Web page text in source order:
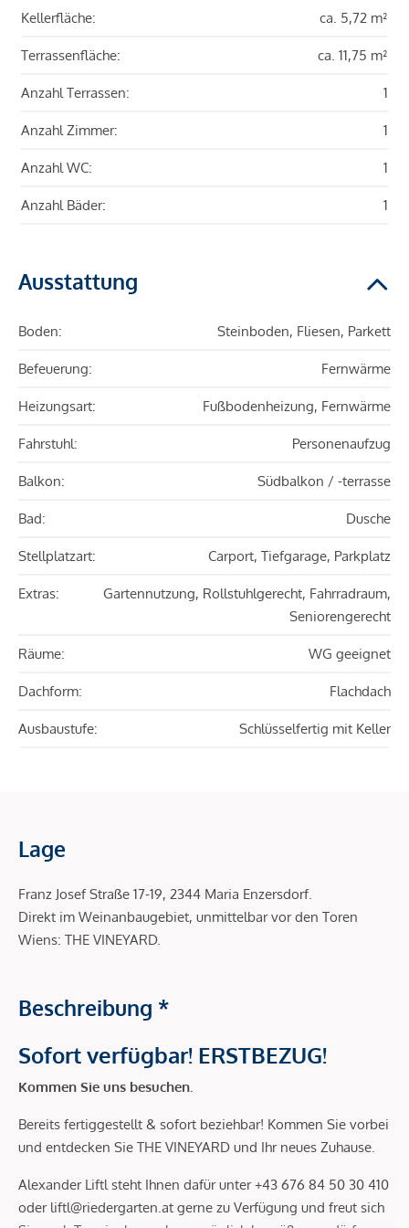
Kellerfläche: ca. 5,72 m²
Terrassenfläche: ca. 11,75 m²
Anzahl Terrassen: 1
Anzahl Zimmer: 1
Anzahl WC: 1
Anzahl Bäder: 1
Ausstattung
Boden: Steinboden, Fliesen, Parkett
Befeuerung: Fernwärme
Heizungsart: Fußbodenheizung, Fernwärme
Fahrstuhl: Personenaufzug
Balkon: Südbalkon / -terrasse
Bad: Dusche
Stellplatzart: Carport, Tiefgarage, Parkplatz
Extras:
Gartennutzung, Rollstuhlgerecht, Fahrradraum,
Seniorengerecht
Räume: WG geeignet
Dachform: Flachdach
Ausbaustufe: Schlüsselfertig mit Keller
Lage
Franz Josef Straße 17-19, 2344 Maria Enzersdorf.
Direkt im Weinanbaugebiet, unmittelbar vor den Toren
Wiens: THE VINEYARD.
Beschreibung *
Sofort verfügbar! ERSTBEZUG!
Kommen Sie uns besuchen.
Bereits fertiggestellt & sofort beziehbar! Kommen Sie vorbei
und entdecken Sie THE VINEYARD und Ihr neues Zuhause.
Alexander Liftl steht Ihnen dafür unter +43 676 84 50 30 410
oder liftl@riedergarten.at gerne zu Verfügung und freut sich